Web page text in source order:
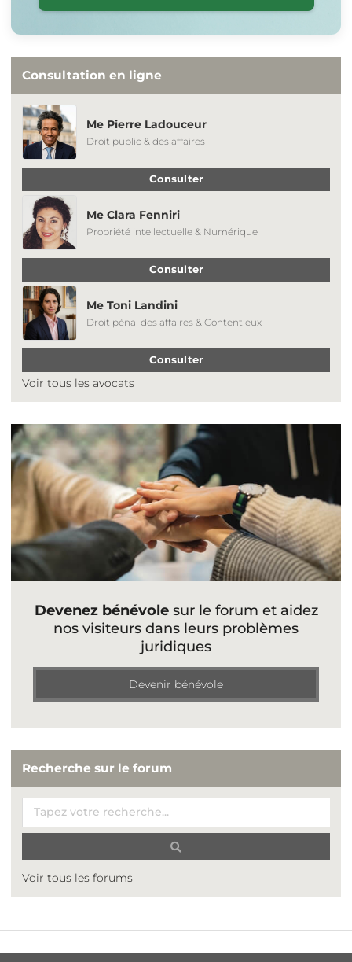
Consultation en ligne
Me Pierre Ladouceur
Droit public & des affaires
Consulter
Me Clara Fenniri
Propriété intellectuelle & Numérique
Consulter
Me Toni Landini
Droit pénal des affaires & Contentieux
Consulter
Voir tous les avocats
Devenez bénévolesur le forum et aidez
nos visiteurs dans leurs problèmes
juridiques
Devenir bénévole
Recherche sur le forum
Voir tous les forums